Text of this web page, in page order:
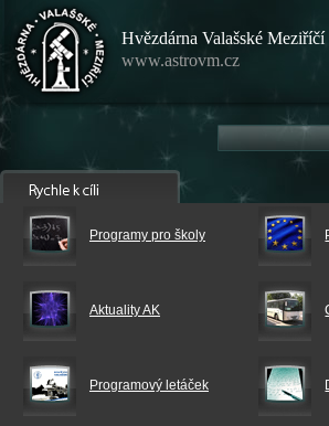
Hvězdárna Valašské Meziříčí
www.astrovm.cz
Programy pro školy
Aktuality AK
Programový letáček